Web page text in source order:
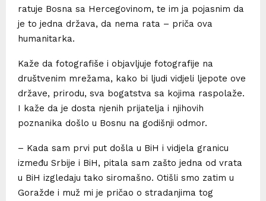
ratuje Bosna sa Hercegovinom, te im ja pojasnim da
je to jedna država, da nema rata – priča ova
humanitarka.
Kaže da fotografiše i objavljuje fotografije na
društvenim mrežama, kako bi ljudi vidjeli ljepote ove
države, prirodu, sva bogatstva sa kojima raspolaže.
I kaže da je dosta njenih prijatelja i njihovih
poznanika došlo u Bosnu na godišnji odmor.
– Kada sam prvi put došla u BiH i vidjela granicu
između Srbije i BiH, pitala sam zašto jedna od vrata
u BiH izgledaju tako siromašno. Otišli smo zatim u
Goražde i muž mi je pričao o stradanjima tog